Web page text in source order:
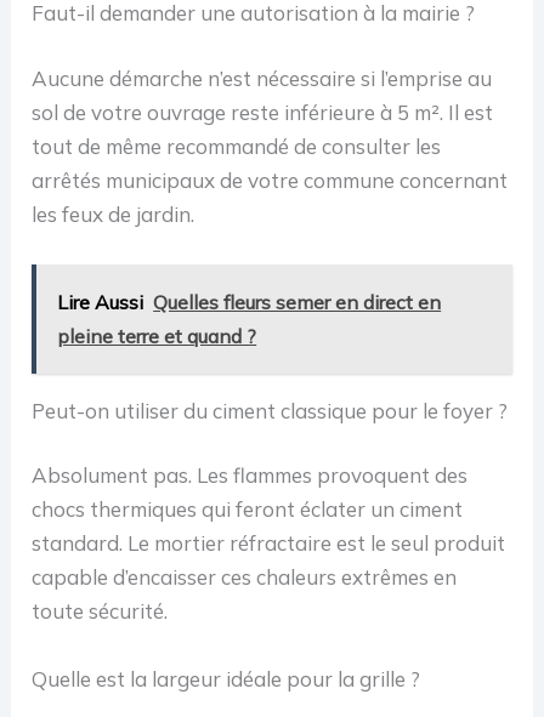
Faut-il demander une autorisation à la mairie ?
Aucune démarche n’est nécessaire si l’emprise au
sol de votre ouvrage reste inférieure à 5 m². Il est
tout de même recommandé de consulter les
arrêtés municipaux de votre commune concernant
les feux de jardin.
Lire Aussi Quelles fleurs semer en direct en
pleine terre et quand ?
Peut-on utiliser du ciment classique pour le foyer ?
Absolument pas. Les flammes provoquent des
chocs thermiques qui feront éclater un ciment
standard. Le mortier réfractaire est le seul produit
capable d’encaisser ces chaleurs extrêmes en
toute sécurité.
Quelle est la largeur idéale pour la grille ?